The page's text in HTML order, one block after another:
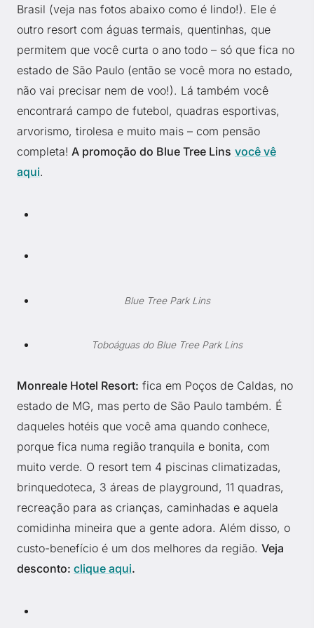
Brasil (veja nas fotos abaixo como é lindo!). Ele é
outro resort com águas termais, quentinhas, que
permitem que você curta o ano todo – só que fica no
estado de São Paulo (então se você mora no estado,
não vai precisar nem de voo!). Lá também você
encontrará campo de futebol, quadras esportivas,
arvorismo, tirolesa e muito mais – com pensão
completa! A promoção do Blue Tree Lins você vê
aqui.
Blue Tree Park Lins
Toboáguas do Blue Tree Park Lins
Monreale Hotel Resort: fica em Poços de Caldas, no
estado de MG, mas perto de São Paulo também. É
daqueles hotéis que você ama quando conhece,
porque fica numa região tranquila e bonita, com
muito verde. O resort tem 4 piscinas climatizadas,
brinquedoteca, 3 áreas de playground, 11 quadras,
recreação para as crianças, caminhadas e aquela
comidinha mineira que a gente adora. Além disso, o
custo-benefício é um dos melhores da região. Veja
desconto: clique aqui.